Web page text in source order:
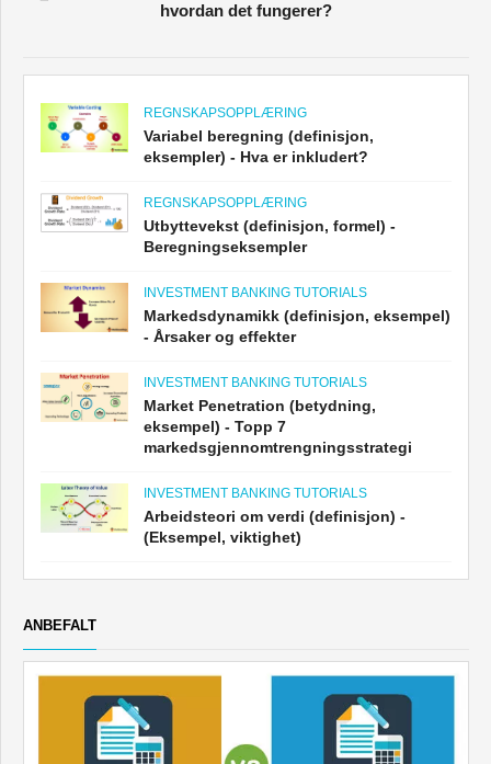
hvordan det fungerer?
REGNSKAPSOPPLÆRING
Variabel beregning (definisjon,
eksempler) - Hva er inkludert?
REGNSKAPSOPPLÆRING
Utbyttevekst (definisjon, formel) -
Beregningseksempler
INVESTMENT BANKING TUTORIALS
Markedsdynamikk (definisjon, eksempel)
- Årsaker og effekter
INVESTMENT BANKING TUTORIALS
Market Penetration (betydning,
eksempel) - Topp 7
markedsgjennomtrengningsstrategi
INVESTMENT BANKING TUTORIALS
Arbeidsteori om verdi (definisjon) -
(Eksempel, viktighet)
ANBEFALT